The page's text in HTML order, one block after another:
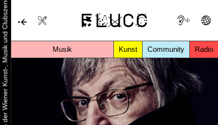
Musik Kunst Community Radio